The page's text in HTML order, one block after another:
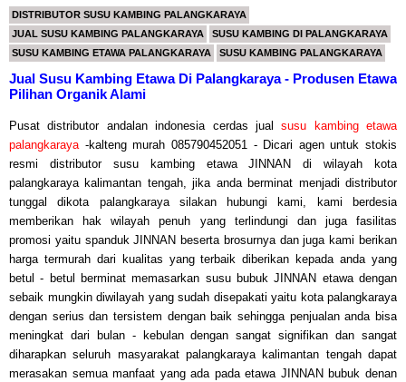
DISTRIBUTOR SUSU KAMBING PALANGKARAYA
JUAL SUSU KAMBING PALANGKARAYA
SUSU KAMBING DI PALANGKARAYA
SUSU KAMBING ETAWA PALANGKARAYA
SUSU KAMBING PALANGKARAYA
Jual Susu Kambing Etawa Di Palangkaraya - Produsen Etawa
Pilihan Organik Alami
Pusat distributor andalan indonesia cerdas jualsusu kambing etawa
palangkaraya-kalteng murah 085790452051 - Dicari agen untuk stokis
resmi distributor susu kambing etawa JINNAN di wilayah kota
palangkaraya kalimantan tengah, jika anda berminat menjadi distributor
tunggal dikota palangkaraya silakan hubungi kami, kami berdesia
memberikan hak wilayah penuh yang terlindungi dan juga fasilitas
promosi yaitu spanduk JINNAN beserta brosurnya dan juga kami berikan
harga termurah dari kualitas yang terbaik diberikan kepada anda yang
betul - betul berminat memasarkan susu bubuk JINNAN etawadengan
sebaik mungkin diwilayah yang sudah disepakati yaitu kota palangkaraya
dengan serius dan tersistem dengan baik sehingga penjualan anda bisa
meningkat dari bulan - kebulan dengan sangat signifikan dan sangat
diharapkan seluruh masyarakat palangkaraya kalimantan tengah dapat
merasakan semua manfaat yang ada pada etawa JINNAN bubuk denan